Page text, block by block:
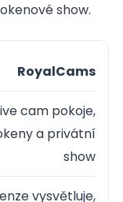
show.
RoyalCams
cam pokoje,
a privátní
show
vysvětluje,